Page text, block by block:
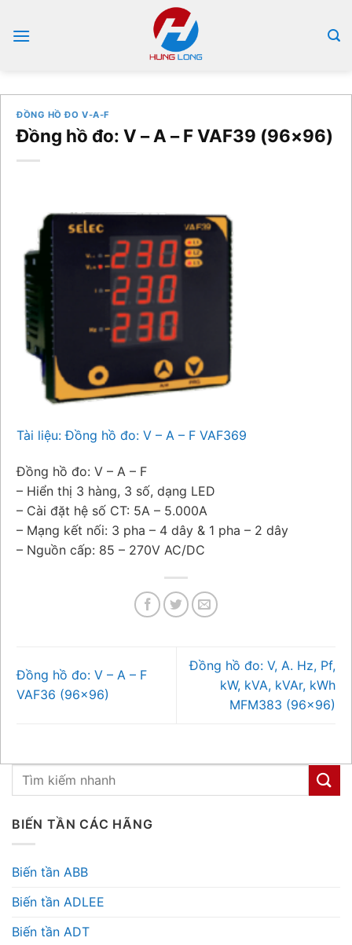
qua
BIẾN TẦN CÁC HÃNG
Biến tần ABB
Biến tần ADLEE
Biến tần ADT
ĐỒNG HỒ ĐO V-A-F
Đồng hồ đo: V – A – F VAF39 (96×96)
Tài liệu: Đồng hồ đo: V – A – F VAF369
Đồng hồ đo: V – A – F
– Hiển thị 3 hàng, 3 số, dạng LED
– Cài đặt hệ số CT: 5A – 5.000A
– Mạng kết nối: 3 pha – 4 dây & 1 pha – 2 dây
– Nguồn cấp: 85 – 270V AC/DC
Đồng hồ đo: V – A – F
VAF36 (96×96)
Đồng hồ đo: V, A. Hz, Pf,
kW, kVA, kVAr, kWh
MFM383 (96×96)